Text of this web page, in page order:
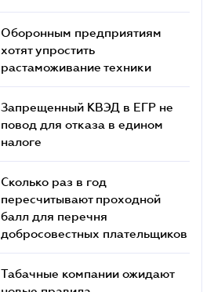
Оборонным предприятиям
хотят упростить
растаможивание техники
Запрещенный КВЭД в ЕГР не
повод для отказа в едином
налоге
Сколько раз в год
пересчитывают проходной
балл для перечня
добросовестных плательщиков
Табачные компании ожидают